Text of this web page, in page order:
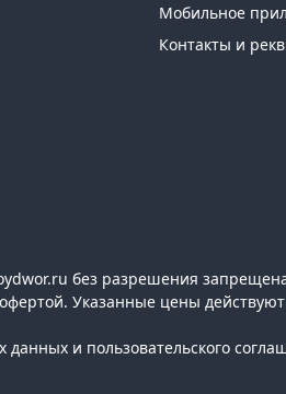
Мобильное
Контакты и
без разрешения
Указанные цены
и пользовательского